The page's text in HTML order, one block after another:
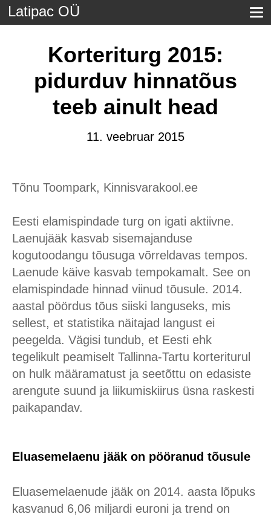
Latipac OÜ
Korteriturg 2015:
pidurduv hinnatõus
teeb ainult head
11. veebruar 2015
Tõnu Toompark, Kinnisvarakool.ee
Eesti elamispindade turg on igati aktiivne.
Laenujääk kasvab sisemajanduse
kogutoodangu tõusuga võrreldavas tempos.
Laenude käive kasvab tempokamalt. See on
elamispindade hinnad viinud tõusule. 2014.
aastal pöördus tõus siiski languseks, mis
sellest, et statistika näitajad langust ei
peegelda. Vägisi tundub, et Eesti ehk
tegelikult peamiselt Tallinna-Tartu korteriturul
on hulk määramatust ja seetõttu on edasiste
arengute suund ja liikumiskiirus üsna raskesti
paikapandav.
Eluasemelaenu jääk on pööranud tõusule
Eluasemelaenude jääk on 2014. aasta lõpuks
kasvanud 6,06 miljardi euroni ja trend on